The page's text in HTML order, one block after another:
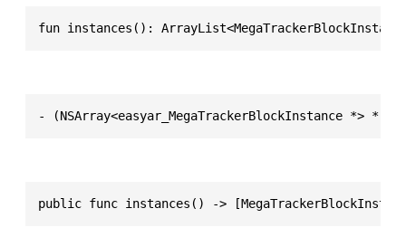
fun instances():
- (NSArray<easyar_MegaTrackerBlockInstance *>
public func instances() ->